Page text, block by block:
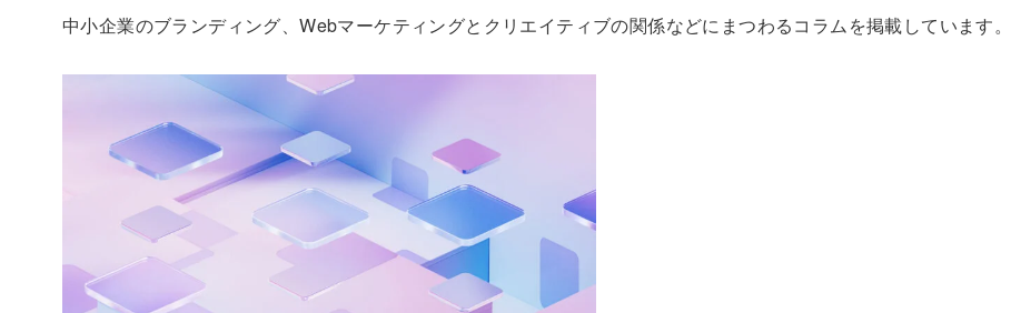
中小企業のブランディング、Webマーケティングとクリエイティブの関係などにまつわるコラムを掲載しています。